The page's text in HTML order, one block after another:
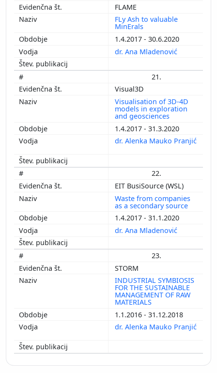
FLAME
FLy Ash to valuable
MinErals
1.4.2017 - 30.6.2020
dr. Ana Mladenović
21.
Visual3D
Visualisation of 3D-4D
models in exploration
and geosciences
1.4.2017 - 31.3.2020
dr. Alenka Mauko Pranjić
22.
EIT BusiSource (WSL)
Waste from companies
as a secondary source
1.4.2017 - 31.1.2020
dr. Ana Mladenović
23.
STORM
INDUSTRIAL SYMBIOSIS
FOR THE SUSTAINABLE
MANAGEMENT OF RAW
MATERIALS
1.1.2016 - 31.12.2018
dr. Alenka Mauko Pranjić